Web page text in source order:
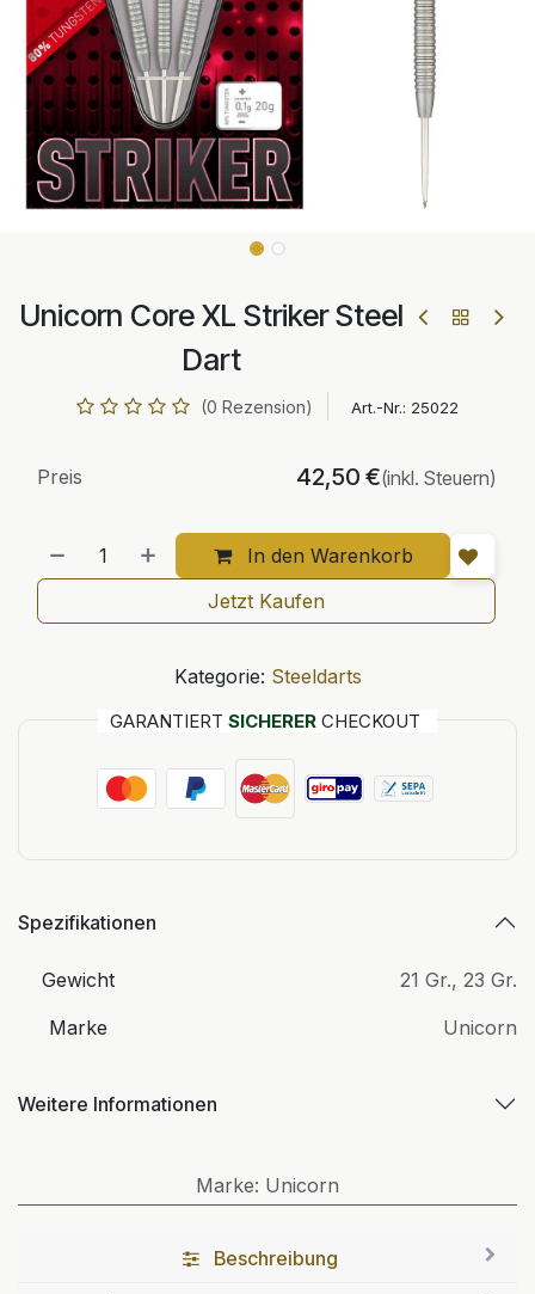
Unicorn Core XL Striker Steel
Dart
(0 Rezension) Art.-Nr.: 25022
In den Warenkorb
Preis 42,50 €(inkl. Steuern)
Jetzt Kaufen
Kategorie: Steeldarts
GARANTIERT SICHERER CHECKOUT
Spezifikationen
Gewicht 21 Gr., 23 Gr.
Marke
Unicorn
Weitere Informationen
Marke: Unicorn
Beschreibung